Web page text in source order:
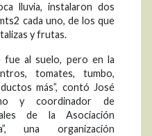
lluvia, instalaron dos
cada uno, de los que
y frutas.
fue al suelo, pero en la
tomates, tumbo,
más”, contó José
y coordinador de
de la Asociación
una organización